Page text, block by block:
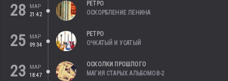
28
МАР
21:42
РЕТРО
ОСКОРБЛЕНИЕ ЛЕНИНА
25
МАР
09:34
РЕТРО
ОЧКАТЫЙ И УСАТЫЙ
23
МАР
18:47
ОСКОЛКИ ПРОШЛОГО
МАГИЯ СТАРЫХ АЛЬБОМОВ-2